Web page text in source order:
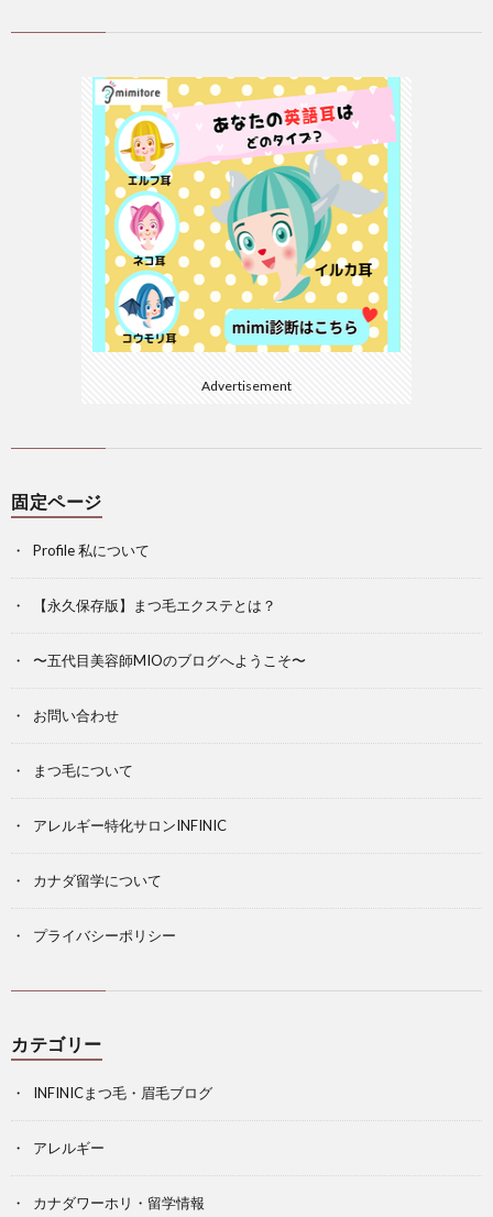
Advertisement
固定ページ
Profile 私について
【永久保存版】まつ毛エクステとは？
〜五代目美容師MIOのブログへようこそ〜
お問い合わせ
まつ毛について
アレルギー特化サロンINFINIC
カナダ留学について
プライバシーポリシー
カテゴリー
INFINICまつ毛・眉毛ブログ
アレルギー
カナダワーホリ・留学情報